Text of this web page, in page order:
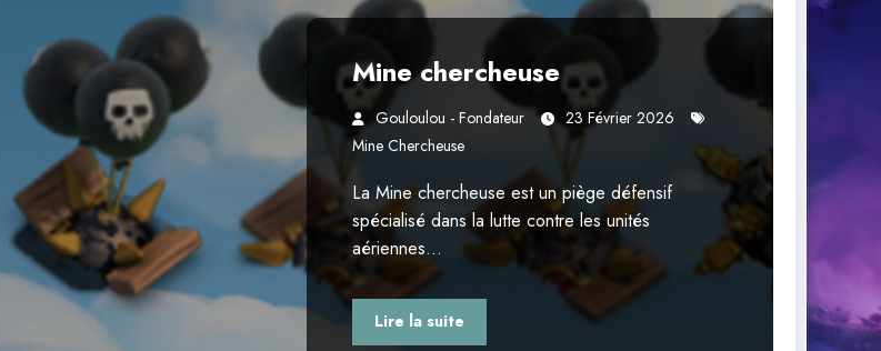
Mine chercheuse
Gouloulou - Fondateur
23 Février 2026
Mine Chercheuse
La Mine chercheuse est un piège défensif
spécialisé dans la lutte contre les unités
aériennes…
Lire la suite